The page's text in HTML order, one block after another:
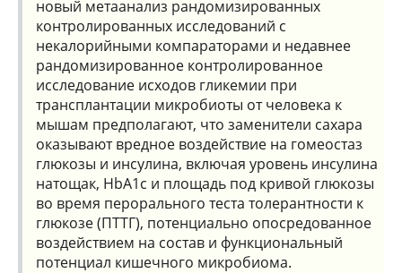
новый метаанализ рандомизированных
контролированных исследований с
некалорийными компараторами и недавнее
рандомизированное контролированное
исследование исходов гликемии при
трансплантации микробиоты от человека к
мышам предполагают, что заменители сахара
оказывают вредное воздействие на гомеостаз
глюкозы и инсулина, включая уровень инсулина
натощак, HbA1c и площадь под кривой глюкозы
во время перорального теста толерантности к
глюкозе (ПТТГ), потенциально опосредованное
воздействием на состав и функциональный
потенциал кишечного микробиома.